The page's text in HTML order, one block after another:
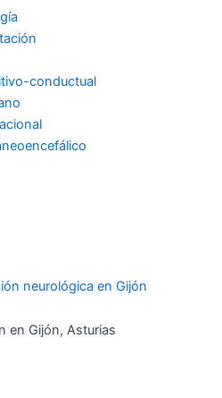
conductual
neurológica en Gijón
en Gijón, Asturias